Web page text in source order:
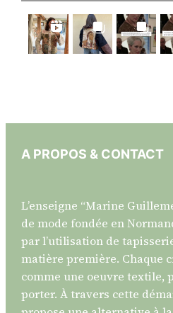
A PROPOS & CONTACT
L’enseigne “Marine
de mode fondée en
par l’utilisation de
matière première. Chaque
comme une oeuvre textile,
porter. À travers cette